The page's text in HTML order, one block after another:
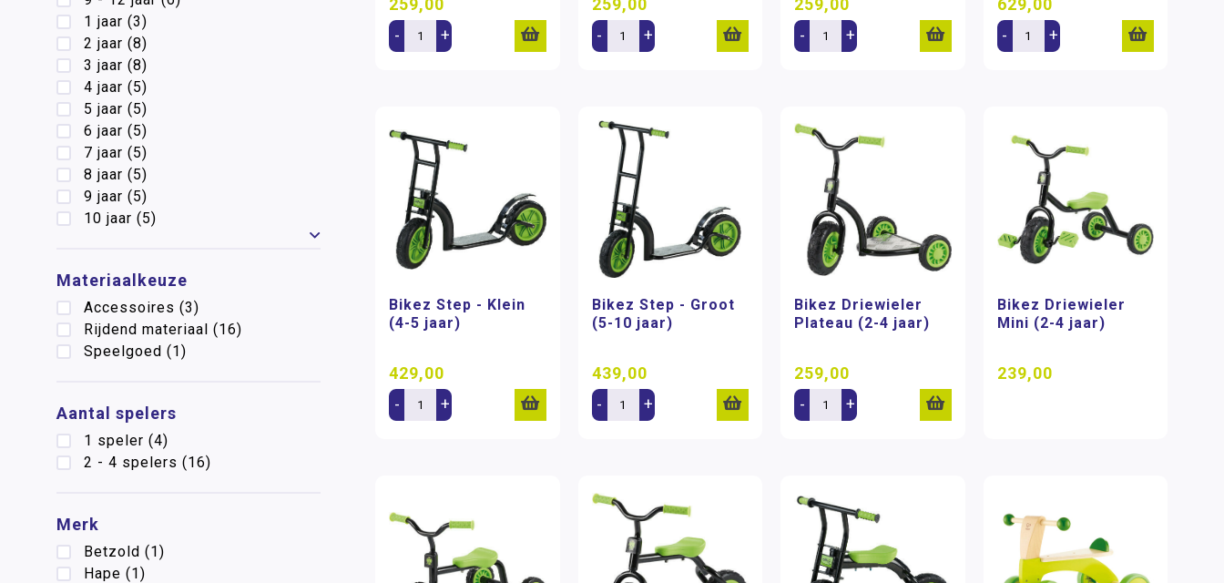
1 jaar (3)
2 jaar (8)
3 jaar (8)
4 jaar (5)
5 jaar (5)
6 jaar (5)
7 jaar (5)
8 jaar (5)
9 jaar (5)
10 jaar (5)
Materiaalkeuze
Accessoires (3)
Rijdend materiaal (16)
Speelgoed (1)
Aantal spelers
1 speler (4)
2 - 4 spelers (16)
Merk
Betzold (1)
Hape (1)
259,00
- +
259,00
- +
259,00
- +
629,00
- +
Bikez Step - Klein
(4-5 jaar)
429,00
- +
Bikez Step - Groot
(5-10 jaar)
439,00
- +
Bikez Driewieler
Plateau (2-4 jaar)
259,00
- +
Bikez Driewieler
Mini (2-4 jaar)
239,00